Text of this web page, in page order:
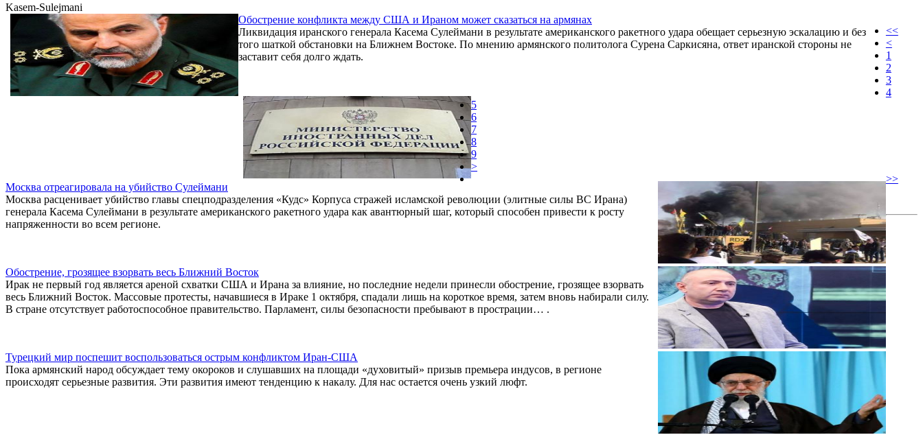
Kasem-Sulejmani
Обострение конфликта между США и Ираном может сказаться на армянах
Ликвидация иранского генерала Касема Сулеймани в результате американского ракетного удара обещает серьезную эскалацию и без
того шаткой обстановки на Ближнем Востоке. По мнению армянского политолога Сурена Саркисяна, ответ иранской стороны не
заставит себя долго ждать.
Москва отреагировала на убийство Сулеймани
Москва расценивает убийство главы спецподразделения «Кудс» Корпуса стражей исламской революции (элитные силы ВС Ирана)
генерала Касема Сулеймани в результате американского ракетного удара как авантюрный шаг, который способен привести к росту
напряженности во всем регионе.
Обострение, грозящее взорвать весь Ближний Восток
Ирак не первый год является ареной схватки США и Ирана за влияние, но последние недели принесли обострение, грозящее взорвать
весь Ближний Восток. Массовые протесты, начавшиеся в Ираке 1 октября, спадали лишь на короткое время, затем вновь набирали силу.
В стране отсутствует работоспособное правительство. Парламент, силы безопасности пребывают в прострации… .
Турецкий мир поспешит воспользоваться острым конфликтом Иран-США
Пока армянский народ обсуждает тему окороков и слушавших на площади «духовитый» призыв премьера индусов, в регионе
происходят серьезные развития. Эти развития имеют тенденцию к накалу. Для нас остается очень узкий люфт.
<<
<
1
2
3
4
5
6
7
8
9
>
>>